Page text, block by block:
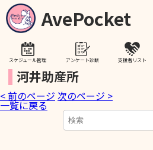
AvePocket
スケジュール管理 アンケート診断 支援者リスト
トップ
赤ちゃんが生まれたら
河井助産所
< 前のページ 次のページ >
一覧に戻る